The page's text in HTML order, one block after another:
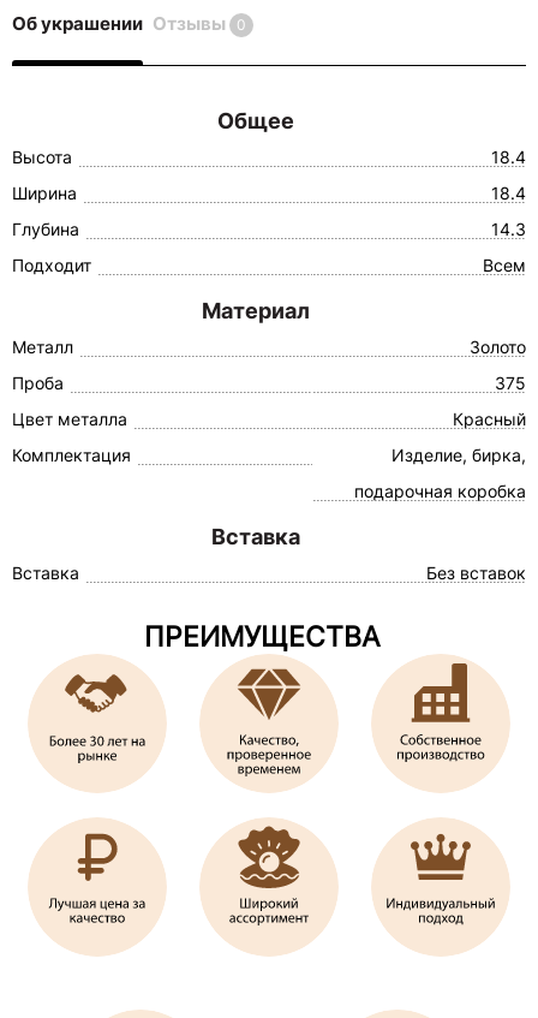
Об украшении Отзывы 0
Общее
Высота
18.4
Ширина
18.4
Глубина
14.3
Подходит
Всем
Материал
Металл
Золото
Проба
375
Цвет металла
Красный
Комплектация
Изделие, бирка,
подарочная коробка
Вставка
Вставка Без вставок
ПРЕИМУЩЕСТВА